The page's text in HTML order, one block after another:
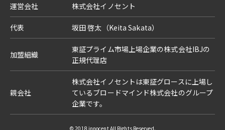
運営会社 株式会社イノセント
代表 坂田 啓太（Keita Sakata）
加盟組織
東証プライム市場上場企業の株式会社IBJの
正規代理店
親会社
株式会社イノセントは東証グロースに上場し
ているブロードマインド株式会社のグループ
企業です。
© 2018 innocent All Rights Reserved.